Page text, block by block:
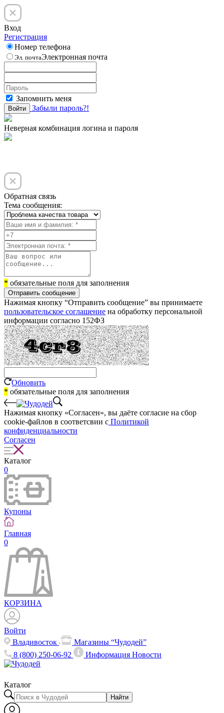
Вход
Регистрация
Номер телефона
Эл. почтаЭлектронная почта
Запомнить меня
Войти Забыли пароль?!
Неверная комбинация логина и пароля
Обратная связь
Тема сообщения:
* обязательные поля для заполнения
Отправить сообщение
Нажимая кнопку “Отправить сообщение” вы принимаете
пользовательское соглашение на обработку персональной
информации согласно 152ФЗ
Обновить
* обязательные поля для заполнения
Нажимая кнопку «Согласен», вы даёте cогласие на сбор
cookie-файлов в соответсвии с Политикой
конфиденциальности
Согласен
Каталог
0
Купоны
Главная
0
КОРЗИНА
Войти
Владивосток
Магазины “Чудодей”
8 (800) 250-06-92
ИнформацияНовости
Каталог
Найти